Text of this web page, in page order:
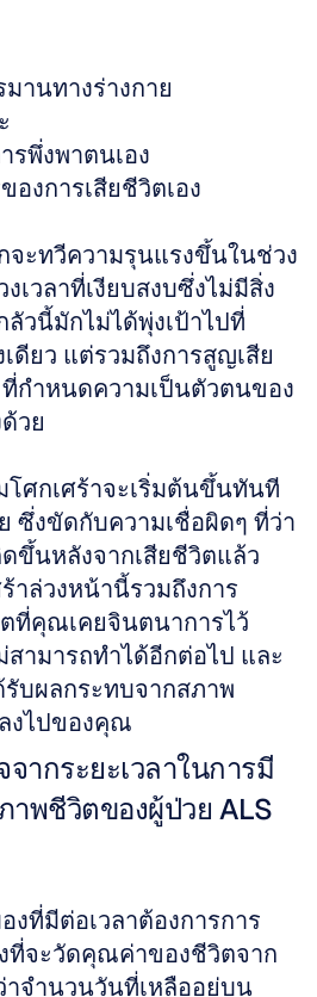
านทางร่างกาย
รพึ่งพาตนเอง
องการเสียชีวิตเอง
จะทวีความรุนแรงขึ้นในช่วง
เวลาที่เงียบสงบซึ่งไม่มีสิ่ง
วนี้มักไม่ได้พุ่งเป้าไปที่
ดียว แต่รวมถึงการสูญเสีย
กำหนดความเป็นตัวตนของ
วย
โศกเศร้าจะเริ่มต้นขึ้นทันที
ซึ่งขัดกับความเชื่อผิดๆ ที่ว่า
ดขึ้นหลังจากเสียชีวิตแล้ว
าล่วงหน้านี้รวมถึงการ
ที่คุณเคยจินตนาการไว้
ามารถทำได้อีกต่อไป และ
บผลกระทบจากสภาพ
งไปของคุณ
ากระยะเวลาในการมี
พชีวิตของผู้ป่วย ALS
งที่มีต่อเวลาต้องการการ
ที่จะวัดคุณค่าของชีวิตจาก
จำนวนวันที่เหลืออยู่บน